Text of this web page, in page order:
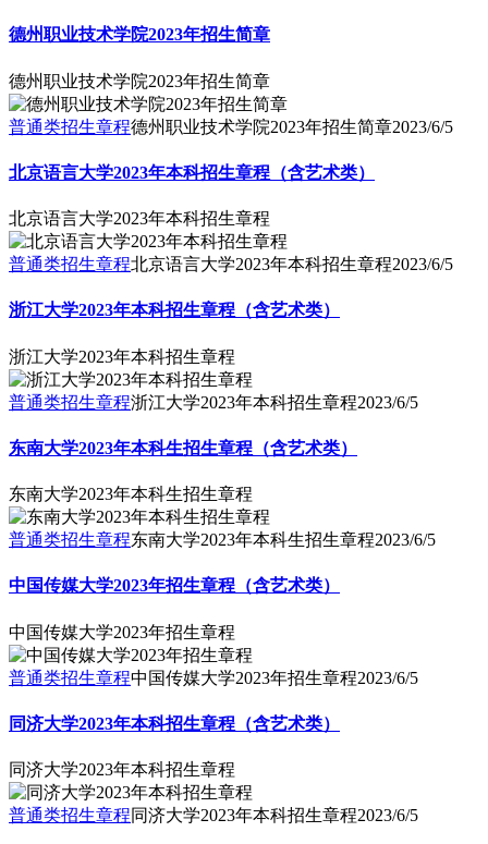
德州职业技术学院2023年招生简章
德州职业技术学院2023年招生简章
普通类招生章程德州职业技术学院2023年招生简章2023/6/5
北京语言大学2023年本科招生章程（含艺术类）
北京语言大学2023年本科招生章程
普通类招生章程北京语言大学2023年本科招生章程2023/6/5
浙江大学2023年本科招生章程（含艺术类）
浙江大学2023年本科招生章程
普通类招生章程浙江大学2023年本科招生章程2023/6/5
东南大学2023年本科生招生章程（含艺术类）
东南大学2023年本科生招生章程
普通类招生章程东南大学2023年本科生招生章程2023/6/5
中国传媒大学2023年招生章程（含艺术类）
中国传媒大学2023年招生章程
普通类招生章程中国传媒大学2023年招生章程2023/6/5
同济大学2023年本科招生章程（含艺术类）
同济大学2023年本科招生章程
普通类招生章程同济大学2023年本科招生章程2023/6/5